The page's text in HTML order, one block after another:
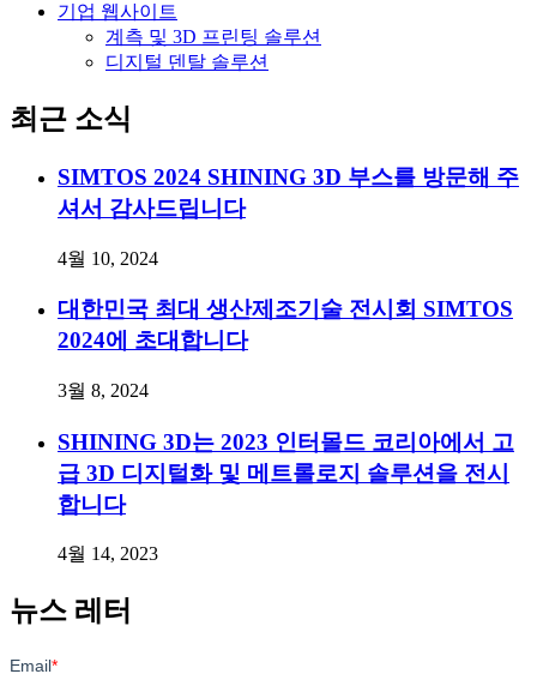
기업 웹사이트
계측 및 3D 프린팅 솔루션
디지털 덴탈 솔루션
최근 소식
SIMTOS 2024 SHINING 3D 부스를 방문해 주
셔서 감사드립니다
4월 10, 2024
대한민국 최대 생산제조기술 전시회 SIMTOS
2024에 초대합니다
3월 8, 2024
SHINING 3D는 2023 인터몰드 코리아에서 고
급 3D 디지털화 및 메트롤로지 솔루션을 전시
합니다
4월 14, 2023
뉴스 레터